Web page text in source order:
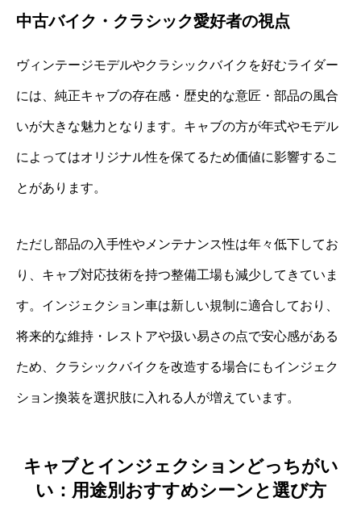
中古バイク・クラシック愛好者の視点
ヴィンテージモデルやクラシックバイクを好むライダー
には、純正キャブの存在感・歴史的な意匠・部品の風合
いが大きな魅力となります。キャブの方が年式やモデル
によってはオリジナル性を保てるため価値に影響するこ
とがあります。
ただし部品の入手性やメンテナンス性は年々低下してお
り、キャブ対応技術を持つ整備工場も減少してきていま
す。インジェクション車は新しい規制に適合しており、
将来的な維持・レストアや扱い易さの点で安心感がある
ため、クラシックバイクを改造する場合にもインジェク
ション換装を選択肢に入れる人が増えています。
キャブとインジェクションどっちがい
い：用途別おすすめシーンと選び方